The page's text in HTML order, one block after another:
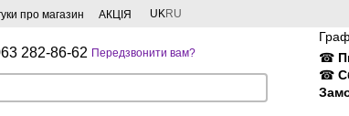
про магазин АКЦІЯ UKRU
282-86-62 Передзвонити вам?
☎
☎